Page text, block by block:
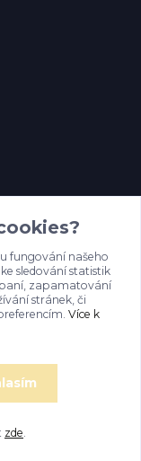
volám zpět
fungování našeho
sledování statistik
zapamatování
stránek, či
Více k
zde